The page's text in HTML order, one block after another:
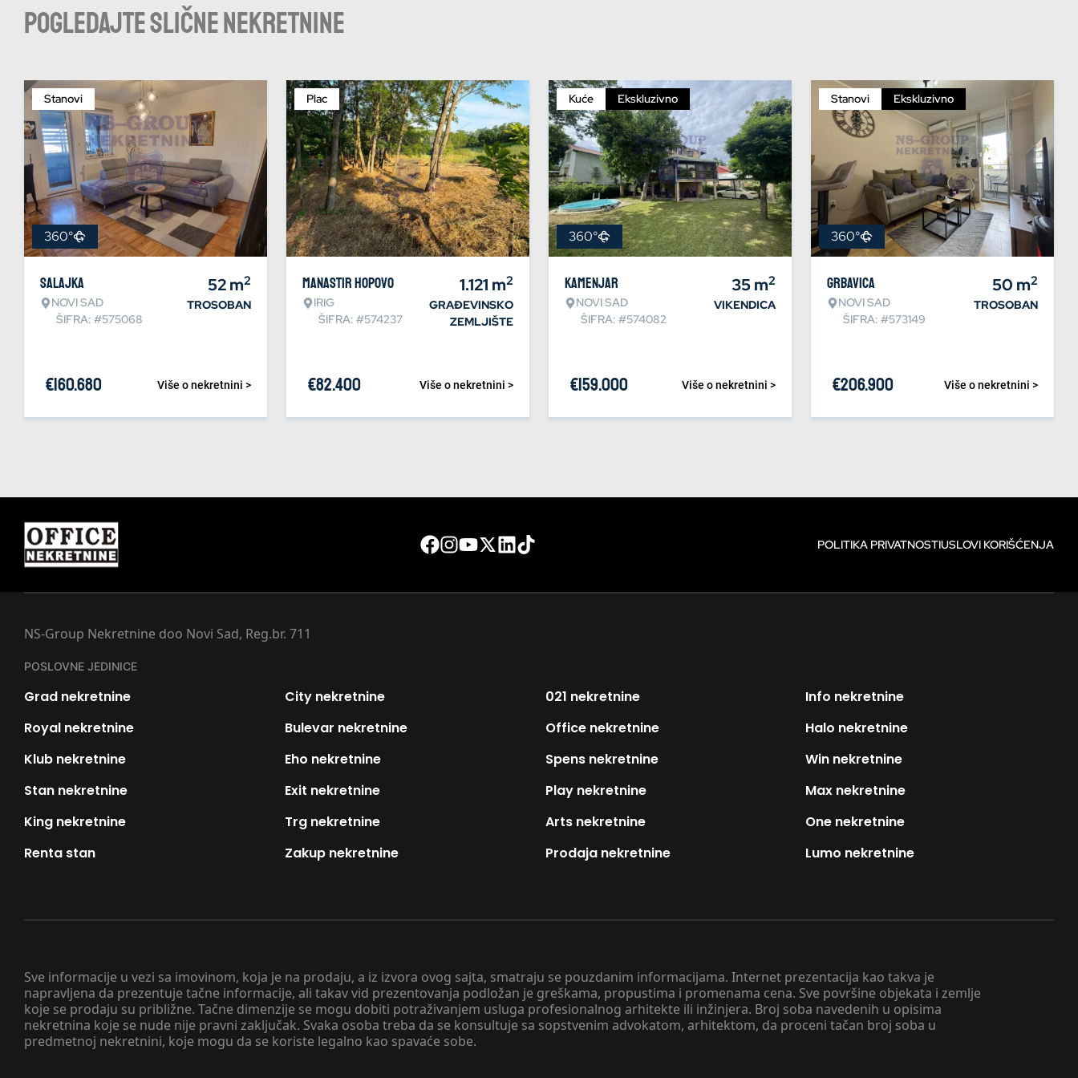
Pogledajte slične nekretnine
Stanovi
360°
Salajka
NOVI SAD
ŠIFRA: #575068
52m2
TROSOBAN
Više o nekretnini >
€160.680
Plac
Manastir Hopovo
IRIG
ŠIFRA: #574237
1.121 m2
GRAĐEVINSKO
ZEMLJIŠTE
Više o nekretnini >
€82.400
Kuće Ekskluzivno
360°
Kamenjar
NOVI SAD
ŠIFRA: #574082
35m2
VIKENDICA
Više o nekretnini >
€159.000
Stanovi Ekskluzivno
360°
Grbavica
NOVI SAD
ŠIFRA: #573149
50 m2
TROSOBAN
Više o nekretnini >
€206.900
POLITIKA PRIVATNOSTIUSLOVI KORIŠĆENJA
Sve informacije u vezi sa imovinom, koja je na prodaju, a iz izvora ovog sajta, smatraju se pouzdanim informacijama. Internet prezentacija kao takva je
napravljena da prezentuje tačne informacije, ali takav vid prezentovanja podložan je greškama, propustima i promenama cena. Sve površine objekata i zemlje
koje se prodaju su približne. Tačne dimenzije se mogu dobiti potraživanjem usluga profesionalnog arhitekte ili inžinjera. Broj soba navedenih u opisima
nekretnina koje se nude nije pravni zaključak. Svaka osoba treba da se konsultuje sa sopstvenim advokatom, arhitektom, da proceni tačan broj soba u
predmetnoj nekretnini, koje mogu da se koriste legalno kao spavaće sobe.
NS-Group Nekretnine doo Novi Sad, Reg.br. 711
POSLOVNE JEDINICE
Grad nekretnine City nekretnine 021 nekretnine
Info nekretnine
Royal nekretnine
Bulevar nekretnine Office nekretnine
Halo nekretnine
Klub nekretnine
Eho nekretnine Spens nekretnine
Win nekretnine
Stan nekretnine
Exit nekretnine Play nekretnine
Max nekretnine
King nekretnine
Trg nekretnine Arts nekretnine
One nekretnine
Renta stan
Zakup nekretnine Prodaja nekretnine Lumo nekretnine